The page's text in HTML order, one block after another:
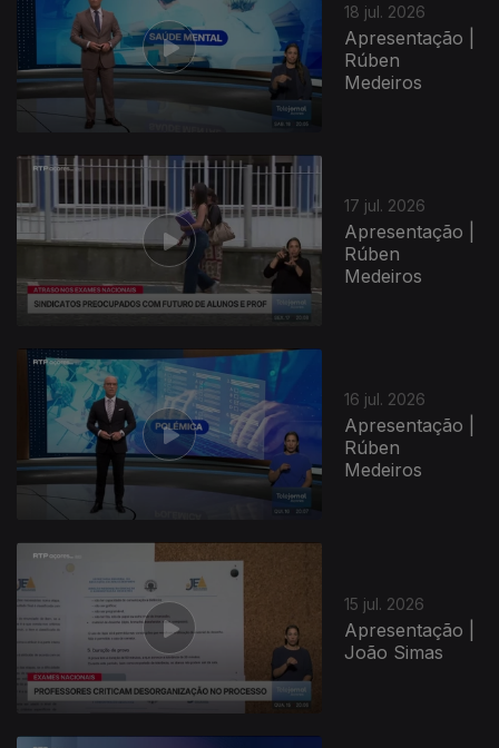
18 jul. 2026
Apresentação |
Rúben
Medeiros
17 jul. 2026
Apresentação |
Rúben
Medeiros
16 jul. 2026
Apresentação |
Rúben
Medeiros
15 jul. 2026
Apresentação |
João Simas
943001